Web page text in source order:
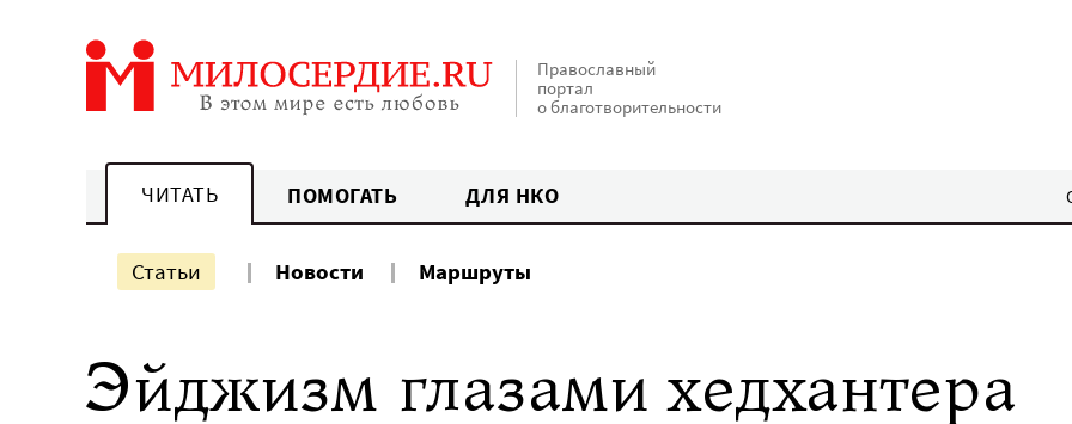
Православный
портал
о благотворительности
ЧИТАТЬ ПОМОГАТЬ ДЛЯ НКО
Статьи Новости Маршруты
Эйджизм глазами хедхантера